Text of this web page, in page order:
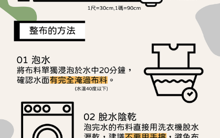
【注意事項】
１．透過由恩沛科技股份有限公司提供之「AFTEE先享後付」服務完成之交
易，需依本服務之必要範圍內提供個人資料，並將交易相關給付款項請求債
權轉讓予恩沛科技股份有限公司。
https://aftee.tw/terms/#terms3
３．未成年的使用者請事先徵得法定代理人或監護人之同意方可使用
「AFTEE先享後付」，若未經同意申辦者引起之損失，本公司不負相關責
任。
４．使用「AFTEE先享後付」時，將依據個別帳號之用戶狀況，依本公司即
時審查核予不同之上限額度；若仍有額度不足之情形，本公司將視審查結果
請求用戶進行身份認證。
５．嚴禁一人註冊多個帳號或使用他人資訊註冊。若發現惡意使用之情形，
恩沛科技股份有限公司將有權停止該用戶之使用額度並採取法律行動。